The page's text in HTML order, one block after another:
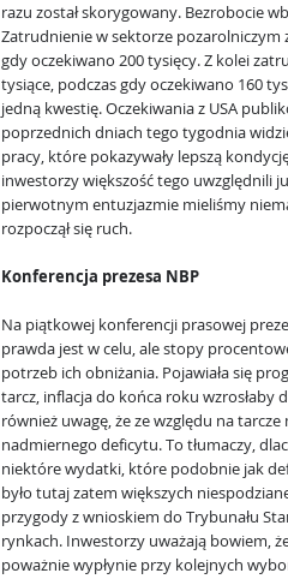
razu został skorygowany. Bezrobocie
Zatrudnienie w sektorze pozarolniczym
gdy oczekiwano 200 tysięcy. Z kolei
tysiące, podczas gdy oczekiwano 160
jedną kwestię. Oczekiwania z USA
poprzednich dniach tego tygodnia
pracy, które pokazywały lepszą
inwestorzy większość tego uwzględnili
pierwotnym entuzjazmie mieliśmy
rozpoczął się ruch.
Konferencja prezesa NBP
Na piątkowej konferencji prasowej
prawda jest w celu, ale stopy
potrzeb ich obniżania. Pojawiała się
tarcz, inflacja do końca roku wzrosłaby
również uwagę, że ze względu na
nadmiernego deficytu. To tłumaczy,
niektóre wydatki, które podobnie jak
było tutaj zatem większych
przygody z wnioskiem do Trybunału
rynkach. Inwestorzy uważają bowiem,
poważnie wypłynie przy kolejnych